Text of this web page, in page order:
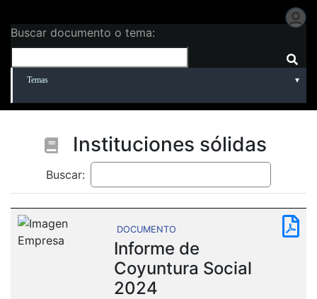
Buscar documento o tema:
Temas
Instituciones sólidas
Buscar:
DOCUMENTO
Informe de
Coyuntura Social
2024